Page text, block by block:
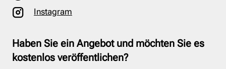
Instagram
Haben Sie ein Angebot und möchten Sie es
kostenlos veröffentlichen?